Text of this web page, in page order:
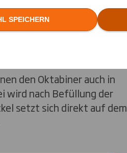
aber auch allen von Ihnen
Darüberhinaus
an.
den Oktabiner auch in
wird nach Befüllung der
setzt sich direkt auf dem